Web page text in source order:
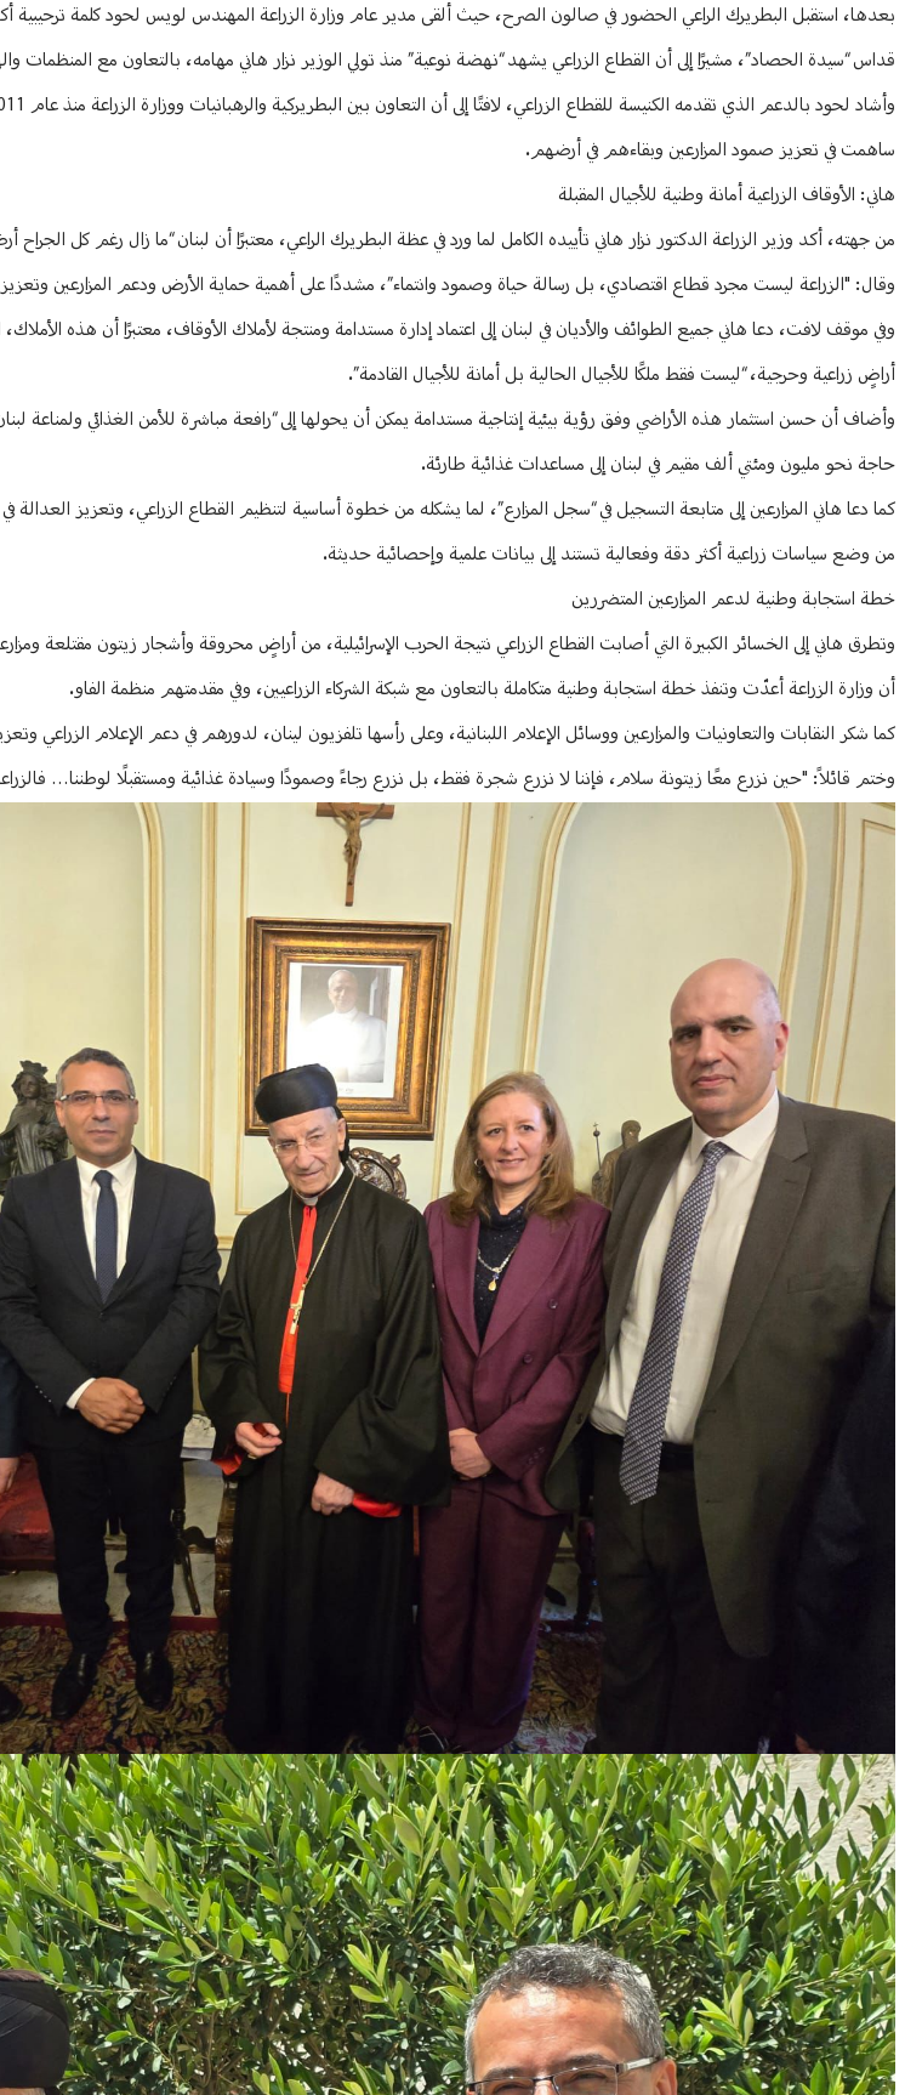
بعدها، استقبل البطريرك الراعي الحضور في صالون الصرح، حيث ألقى مدير عام وزارة الزراعة المهندس لويس لحود كلمة ترحيبية
قداس “سيدة الحصاد”، مشيرًا إلى أن القطاع الزراعي يشهد “نهضة نوعية” منذ تولي الوزير نزار هاني مهامه، بالتعاون مع المنظمات
ساهمت في تعزيز صمود المزارعين وبقاءهم في أرضهم.
هاني: الأوقاف الزراعية أمانة وطنية للأجيال المقبلة
من جهته، أكد وزير الزراعة الدكتور نزار هاني تأييده الكامل لما ورد في عظة البطريرك الراعي، معتبرًا أن لبنان “ما زال رغم كل الجراح
وقال: "الزراعة ليست مجرد قطاع اقتصادي، بل رسالة حياة وصمود وانتماء”، مشددًا على أهمية حماية الأرض ودعم المزارعين وتعزيز
أراضٍ زراعية وحرجية، “ليست فقط ملكًا للأجيال الحالية بل أمانة للأجيال القادمة”.
وأضاف أن حسن استثمار هذه الأراضي وفق رؤية بيئية إنتاجية مستدامة يمكن أن يحولها إلى “رافعة مباشرة للأمن الغذائي ولمناعة
حاجة نحو مليون ومئتي ألف مقيم في لبنان إلى مساعدات غذائية طارئة.
كما دعا هاني المزارعين إلى متابعة التسجيل في “سجل المزارع”، لما يشكله من خطوة أساسية لتنظيم القطاع الزراعي، وتعزيز العدالة
من وضع سياسات زراعية أكثر دقة وفعالية تستند إلى بيانات علمية وإحصائية حديثة.
خطة استجابة وطنية لدعم المزارعين المتضررين
وتطرق هاني إلى الخسائر الكبيرة التي أصابت القطاع الزراعي نتيجة الحرب الإسرائيلية، من أراضٍ محروقة وأشجار زيتون مقتلعة
أن وزارة الزراعة أعدّت وتنفذ خطة استجابة وطنية متكاملة بالتعاون مع شبكة الشركاء الزراعيين، وفي مقدمتهم منظمة الفاو.
كما شكر النقابات والتعاونيات والمزارعين ووسائل الإعلام اللبنانية، وعلى رأسها تلفزيون لينان، لدورهم في دعم الإعلام الزراعي
وختم قائلاً: "حين نزرع معًا زيتونة سلام، فإننا لا نزرع شجرة فقط، بل نزرع رجاءً وصمودًا وسيادة غذائية ومستقبلًا لوطننا…